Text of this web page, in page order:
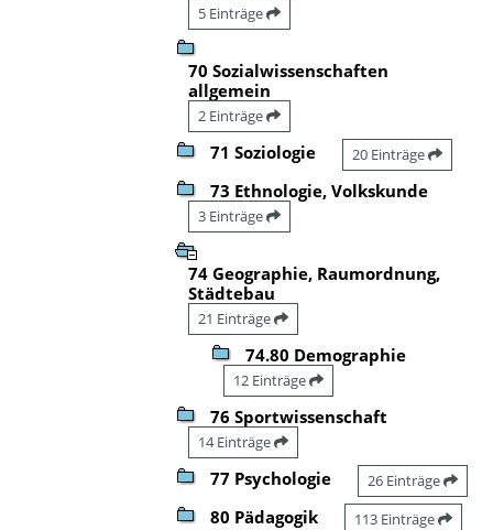
5 Einträge
70 Sozialwissenschaften
allgemein
2 Einträge
71 Soziologie 20 Einträge
73 Ethnologie, Volkskunde
3 Einträge
74 Geographie, Raumordnung,
Städtebau
21 Einträge
74.80 Demographie
12 Einträge
76 Sportwissenschaft
14 Einträge
77 Psychologie 26 Einträge
80 Pädagogik 113 Einträge